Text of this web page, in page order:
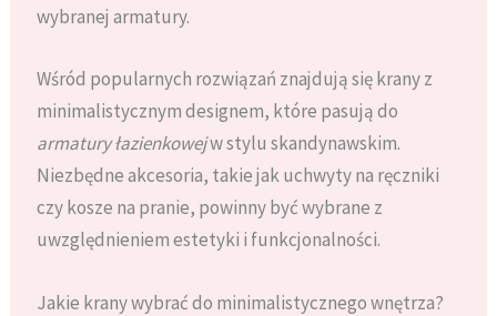
wybranej armatury.
Wśród popularnych rozwiązań znajdują się krany z
minimalistycznym designem, które pasują do
armatury łazienkowejw stylu skandynawskim.
Niezbędne akcesoria, takie jak uchwyty na ręczniki
czy kosze na pranie, powinny być wybrane z
uwzględnieniem estetyki i funkcjonalności.
Jakie krany wybrać do minimalistycznego wnętrza?